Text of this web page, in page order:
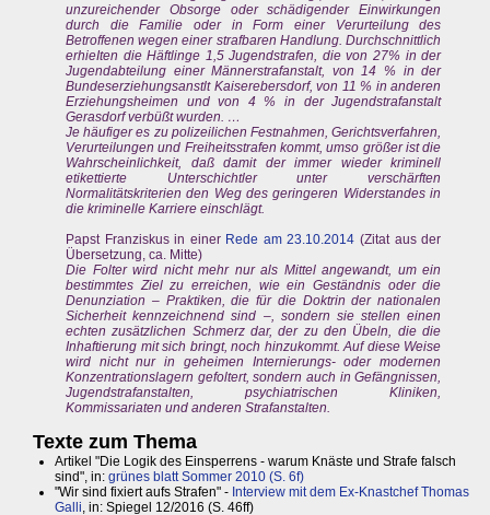
unzureichender Obsorge oder schädigender Einwirkungen
durch die Familie oder in Form einer Verurteilung des
Betroffenen wegen einer strafbaren Handlung. Durchschnittlich
erhieIten die Häftlinge 1,5 Jugendstrafen, die von 27% in der
Jugendabteilung einer Männerstrafanstalt, von 14 % in der
Bundeserziehungsanstlt Kaiserebersdorf, von 11 % in anderen
Erziehungsheimen und von 4 % in der Jugendstrafanstalt
Gerasdorf verbüßt wurden. …
Je häufiger es zu polizeilichen Festnahmen, Gerichtsverfahren,
Verurteilungen und Freiheitsstrafen kommt, umso größer ist die
Wahrscheinlichkeit, daß damit der immer wieder kriminell
etikettierte Unterschichtler unter verschärften
Normalitätskriterien den Weg des geringeren Widerstandes in
die kriminelle Karriere einschlägt.
Papst Franziskus in einer Rede am 23.10.2014 (Zitat aus der
Übersetzung, ca. Mitte)
Die Folter wird nicht mehr nur als Mittel angewandt, um ein
bestimmtes Ziel zu erreichen, wie ein Geständnis oder die
Denunziation – Praktiken, die für die Doktrin der nationalen
Sicherheit kennzeichnend sind –, sondern sie stellen einen
echten zusätzlichen Schmerz dar, der zu den Übeln, die die
Inhaftierung mit sich bringt, noch hinzukommt. Auf diese Weise
wird nicht nur in geheimen Internierungs- oder modernen
Konzentrationslagern gefoltert, sondern auch in Gefängnissen,
Jugendstrafanstalten, psychiatrischen Kliniken,
Kommissariaten und anderen Strafanstalten.
Texte zum Thema
Artikel "Die Logik des Einsperrens - warum Knäste und Strafe falsch
sind", in: grünes blatt Sommer 2010 (S. 6f)
"Wir sind fixiert aufs Strafen" - Interview mit dem Ex-Knastchef Thomas
Galli, in: Spiegel 12/2016 (S. 46ff)